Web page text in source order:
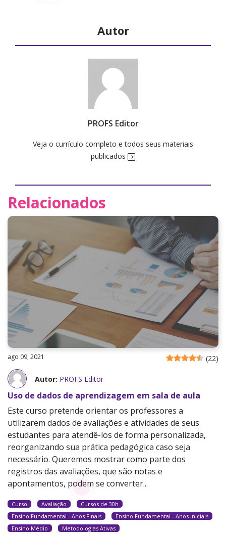
Autor
PROFS Editor
Veja o currículo completo e todos seus materiais
publicados
Relacionados
ago 09, 2021 (22)
Autor: PROFS Editor
Uso de dados de aprendizagem em sala de aula
Este curso pretende orientar os professores a
utilizarem dados de avaliações e atividades de seus
estudantes para atendê-los de forma personalizada,
reorganizando sua prática pedagógica caso seja
necessário. Queremos mostrar como parte dos
registros das avaliações, que são notas e
apontamentos, podem se converter...
Curso Avaliação
Cursos de 30h
Ensino Fundamental - Anos Finais
Ensino Fundamental - Anos Iniciais
Ensino Médio
Metodologias Ativas